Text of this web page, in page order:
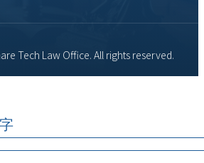
Tech Law Office. All rights reserved.